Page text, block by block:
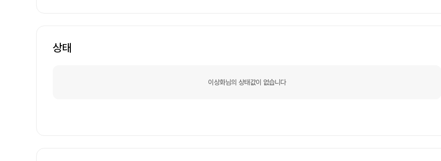
상태
이상화님의 상태값이 없습니다